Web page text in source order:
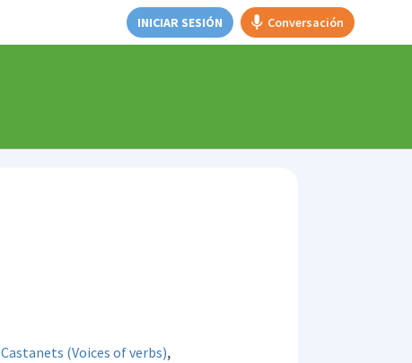
INICIAR SESIÓN Conversación
Castanets (Voices of verbs),